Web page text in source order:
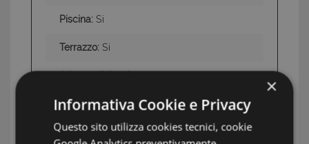
Piscina: Si
Terrazzo: Si
Terreno:Terrazza di 200 mq e Piscina e 2
posti auto coperti
×
Informativa Cookie e Privacy
Questo sito utilizza cookies tecnici, cookie